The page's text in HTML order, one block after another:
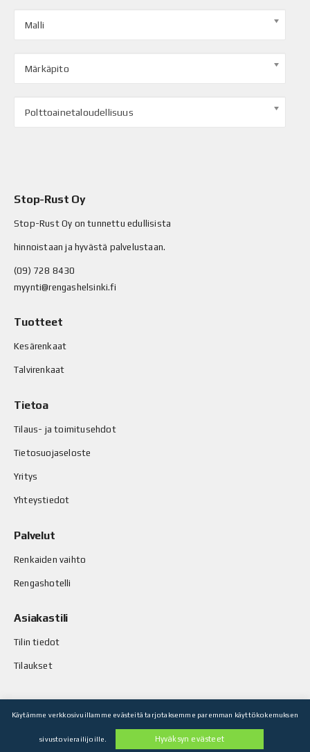
Malli
Märkäpito
Polttoainetaloudellisuus
Stop-Rust Oy
Stop-Rust Oy on tunnettu edullisista
hinnoistaan ja hyvästä palvelustaan.
(09) 728 8430
myynti@rengashelsinki.fi
Tuotteet
Kesärenkaat
Talvirenkaat
Tietoa
Tilaus- ja toimitusehdot
Tietosuojaseloste
Yritys
Yhteystiedot
Palvelut
Renkaiden vaihto
Rengashotelli
Asiakastili
Tilin tiedot
Tilaukset
© Stop-Rust Oy. Kaikki oikeudet pidätetään.
Käytämme verkkosivuillamme evästeitä tarjotaksemme paremman käyttökokemuksen
sivustovierailijoille. Hyväksyn evästeet